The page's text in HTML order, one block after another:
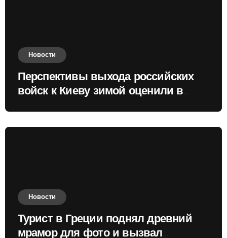
Новости
Перспективы выхода российских
войск к Киеву зимой оценили в
Новости
Турист в Греции поднял древний
мрамор для фото и вызвал